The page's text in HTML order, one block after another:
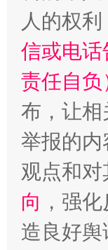
人的权
信或电
责任自负
布，让
举报的
观点和对
向 ，强
造良好